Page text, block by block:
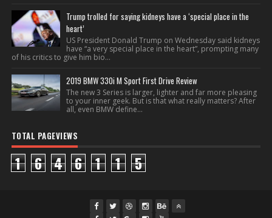
Trump trolled for saying kidneys have a ‘special place in the
heart’
US President Donald Trump on Wednesday said kidneys
have “a very special place in the heart”, prompting many
of his critics to give him bio...
2019 BMW 330i M Sport First Drive Review
The new 3 Series is larger, lighter and far more pleasing
to your inner geek. But is that what really matters? After
all, even BMW define...
TOTAL PAGEVIEWS
1 6 4 6 1 1 5